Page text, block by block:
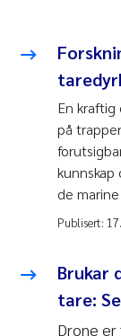
En kraftig
på
kunnskap
de
Publisert:
Brukar
tare:
Drone